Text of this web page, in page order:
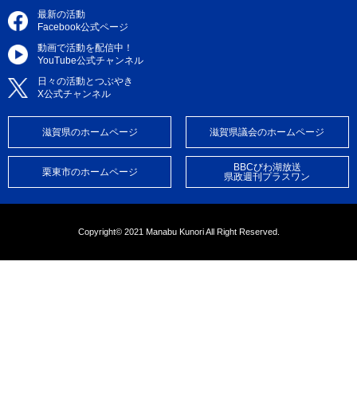
最新の活動
Facebook公式ページ
動画で活動を配信中！
YouTube公式チャンネル
日々の活動とつぶやき
X公式チャンネル
滋賀県のホームページ 滋賀県議会のホームページ
栗東市のホームページ
BBCびわ湖放送
県政週刊プラスワン
Copyright© 2021 Manabu Kunori All Right Reserved.